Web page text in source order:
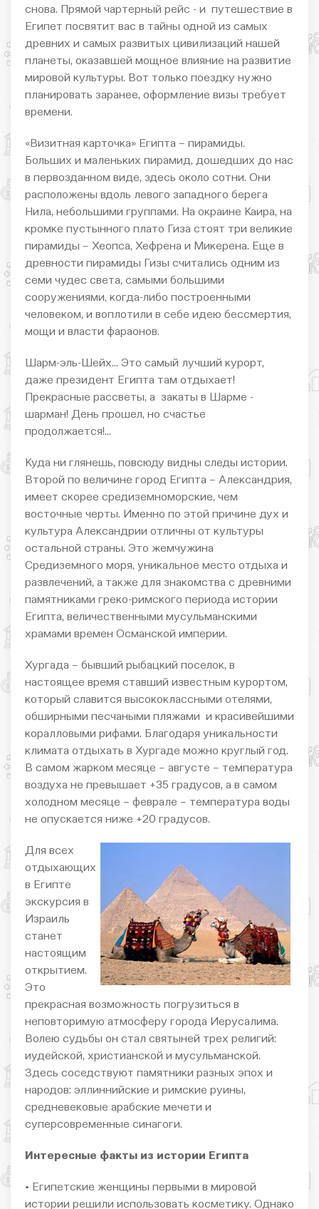
снова. Прямой чартерный рейс - и путешествие в
Египет посвятит вас в тайны одной из самых
древних и самых развитых цивилизаций нашей
планеты, оказавшей мощное влияние на развитие
мировой культуры. Вот только поездку нужно
планировать заранее, оформление визы требует
времени.
«Визитная карточка» Египта – пирамиды.
Больших и маленьких пирамид, дошедших до нас
в первозданном виде, здесь около сотни. Они
расположены вдоль левого западного берега
Нила, небольшими группами. На окраине Каира, на
кромке пустынного плато Гиза стоят три великие
пирамиды – Хеопса, Хефрена и Микерена. Еще в
древности пирамиды Гизы считались одним из
семи чудес света, самыми большими
сооружениями, когда-либо построенными
человеком, и воплотили в себе идею бессмертия,
мощи и власти фараонов.
Шарм-эль-Шейх... Это самый лучший курорт,
даже президент Египта там отдыхает!
Прекрасные рассветы, а закаты в Шарме -
шарман! День прошел, но счастье
продолжается!...
Куда ни глянешь, повсюду видны следы истории.
Второй по величине город Египта – Александрия,
имеет скорее средиземноморские, чем
восточные черты. Именно по этой причине дух и
культура Александрии отличны от культуры
остальной страны. Это жемчужина
Средиземного моря, уникальное место отдыха и
развлечений, а также для знакомства с древними
памятниками греко-римского периода истории
Египта, величественными мусульманскими
храмами времен Османской империи.
Хургада – бывший рыбацкий поселок, в
настоящее время ставший известным курортом,
который славится высококлассными отелями,
обширными песчаными пляжами и красивейшими
коралловыми рифами. Благодаря уникальности
климата отдыхать в Хургаде можно круглый год.
В самом жарком месяце – августе – температура
воздуха не превышает +35 градусов, а в самом
холодном месяце – феврале – температура воды
не опускается ниже +20 градусов.
Для всех
отдыхающих
в Египте
экскурсия в
Израиль
станет
настоящим
открытием.
Это
прекрасная возможность погрузиться в
неповторимую атмосферу города Иерусалима.
Волею судьбы он стал святыней трех религий:
иудейской, христианской и мусульманской.
Здесь соседствуют памятники разных эпох и
народов: эллиннийские и римские руины,
средневековые арабские мечети и
суперсовременные синагоги.
Интересные факты из истории Египта
• Египетские женщины первыми в мировой
истории решили использовать косметику. Однако